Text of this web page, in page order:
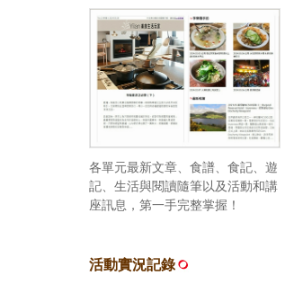
各單元最新文章、食譜、食記、遊
記、生活與閱讀隨筆以及活動和講
座訊息，第一手完整掌握！
活動實況記錄